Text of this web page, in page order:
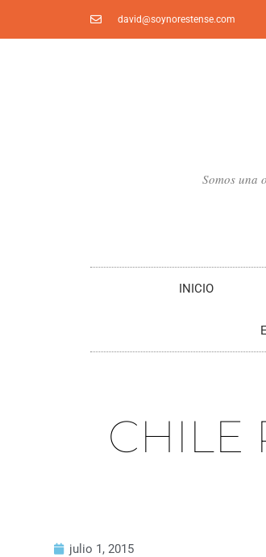
david@soynorestense.com
Somos una
INICIO
CHILE
julio 1, 2015